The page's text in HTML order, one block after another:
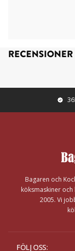
RECENSIONER
Bagaren och
köksmaskiner
2005. Vi
FÖLJ OSS: